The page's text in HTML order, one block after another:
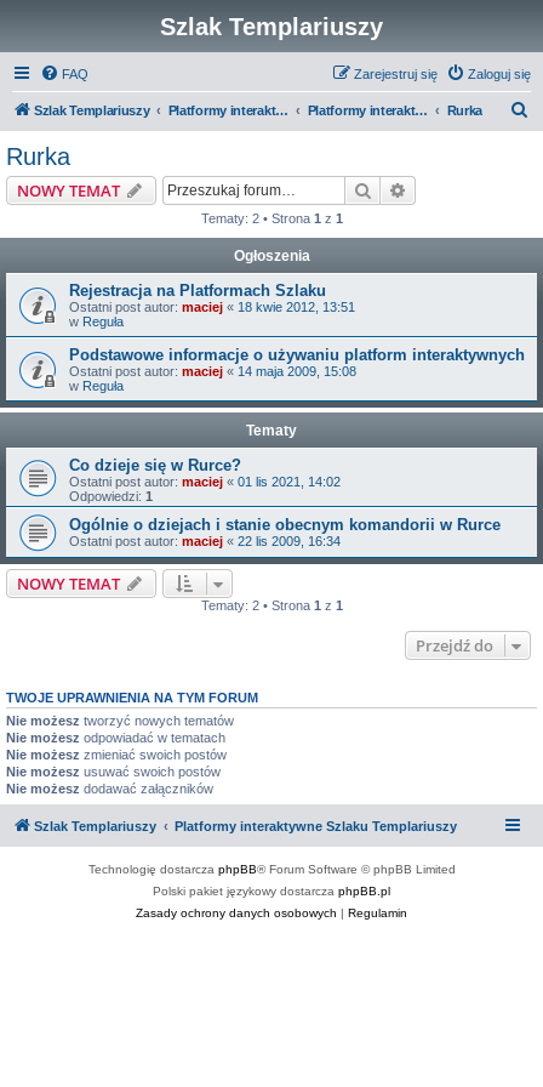
Szlak Templariuszy
FAQ Zaloguj się
Zarejestruj się
Szlak Templariuszy Platformy interaktywne Szlaku Templariuszy Platformy interaktywne - Miejsca związane z Templariuszami Rurka
Rurka
NOWY TEMAT Szukaj
Tematy: 2 • Strona 1 z 1
Ogłoszenia
Rejestracja na Platformach Szlaku
Ostatni post autor: maciej « 18 kwie 2012, 13:51
w Reguła
Podstawowe informacje o używaniu platform interaktywnych
Ostatni post autor: maciej « 14 maja 2009, 15:08
w Reguła
Tematy
Co dzieje się w Rurce?
Ostatni post autor: maciej « 01 lis 2021, 14:02
Odpowiedzi: 1
Ogólnie o dziejach i stanie obecnym komandorii w Rurce
Ostatni post autor: maciej « 22 lis 2009, 16:34
NOWY TEMAT
Tematy: 2 • Strona 1 z 1
Przejdź do
TWOJE UPRAWNIENIA NA TYM FORUM
Nie możesz tworzyć nowych tematów
Nie możesz odpowiadać w tematach
Nie możesz zmieniać swoich postów
Nie możesz usuwać swoich postów
Nie możesz dodawać załączników
Szlak Templariuszy Platformy interaktywne Szlaku Templariuszy
Technologię dostarcza phpBB® Forum Software © phpBB Limited
Polski pakiet językowy dostarcza phpBB.pl
Zasady ochrony danych osobowych | Regulamin